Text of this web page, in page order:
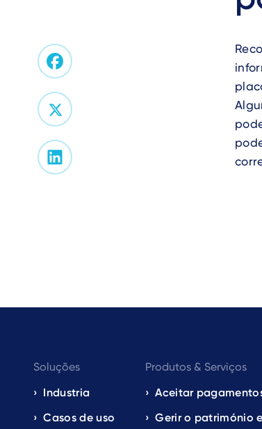
Footer
navigation
Soluções
Industria
Casos de uso
Produtos & Serviços
Aceitar
Gerir o património